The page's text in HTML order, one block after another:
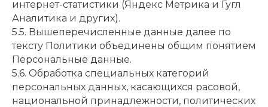
интернет-статистики (Яндекс Метрика и Гугл
Аналитика и других).
5.5. Вышеперечисленные данные далее по
тексту Политики объединены общим понятием
Персональные данные.
5.6. Обработка специальных категорий
персональных данных, касающихся расовой,
национальной принадлежности, политических